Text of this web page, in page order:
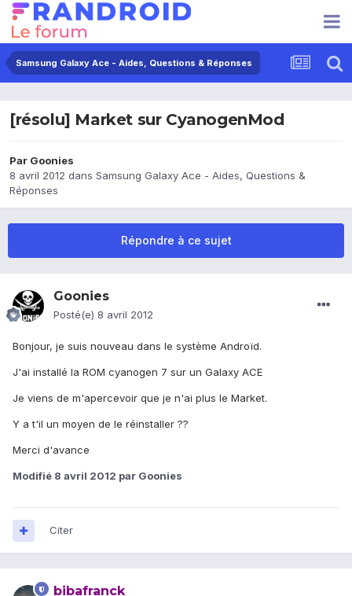
Samsung Galaxy Ace - Aides, Questions & Réponses
[résolu] Market sur CyanogenMod
Par Goonies
8 avril 2012 dans Samsung Galaxy Ace - Aides, Questions &
Réponses
Répondre à ce sujet
Goonies
Posté(e) 8 avril 2012
Bonjour, je suis nouveau dans le système Androïd.
J'ai installé la ROM cyanogen 7 sur un Galaxy ACE
Je viens de m'apercevoir que je n'ai plus le Market.
Y a t'il un moyen de le réinstaller ??
Merci d'avance
Modifié 8 avril 2012 par Goonies
Citer
bibafranck